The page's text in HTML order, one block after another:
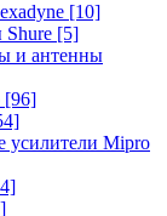
[10]
Shure [5]
и антенны
[96]
усилители Mipro